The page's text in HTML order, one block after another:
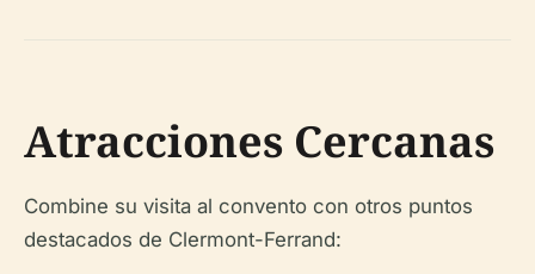
Atracciones Cercanas
Combine su visita al convento con otros puntos
destacados de Clermont-Ferrand: